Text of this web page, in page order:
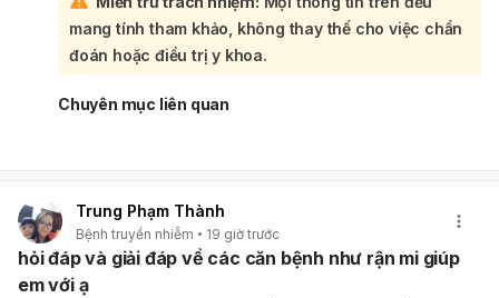
xin Verorab và ngày tiêm mũi cuối 21/7 để bác sĩ/labo tư
vấn đúng chỉ định. Nếu mục đích của bạn là kiểm tra đáp
ứng sau tiêm, thường xét nghiệm được thực hiện sau khi
hoàn tất phác đồ và theo hướng dẫn của cơ sở chuyên
khoa. Nếu bạn muốn, tôi có thể giúp bạn gợi ý cách tìm
mang tính tham khảo, không thay thế cho việc chẩn
đoán hoặc điều trị y khoa.
Chuyên mục liên quan
Trung Phạm Thành
Bệnh truyền nhiễm 19 giờ trước
hỏi đáp và giải đáp về các căn bệnh như rận mi giúp
em với ạ